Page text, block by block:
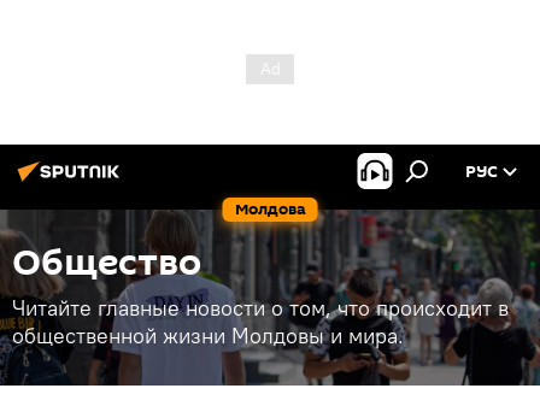
Молдова
РУС
Общество
Читайте главные новости о том, что происходит в
общественной жизни Молдовы и мира.